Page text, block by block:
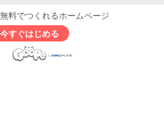
料でつくれるホームページ
今すぐはじめる